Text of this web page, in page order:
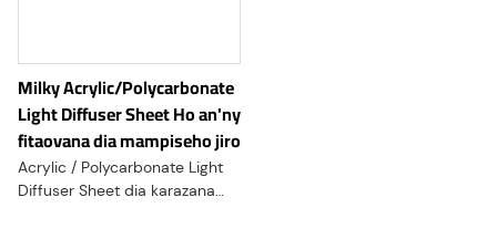
Milky Acrylic/Polycarbonate
Light Diffuser Sheet Ho an'ny
fitaovana dia mampiseho jiro
Acrylic / Polycarbonate Light
Diffuser Sheet dia karazana